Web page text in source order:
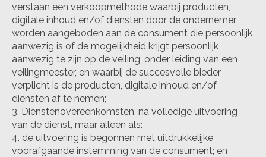
verstaan een verkoopmethode waarbij producten,
digitale inhoud en/of diensten door de ondernemer
worden aangeboden aan de consument die persoonlijk
aanwezig is of de mogelijkheid krijgt persoonlijk
aanwezig te zijn op de veiling, onder leiding van een
veilingmeester, en waarbij de succesvolle bieder
verplicht is de producten, digitale inhoud en/of
diensten af te nemen;
Dienstenovereenkomsten, na volledige uitvoering
van de dienst, maar alleen als:
de uitvoering is begonnen met uitdrukkelijke
voorafgaande instemming van de consument; en